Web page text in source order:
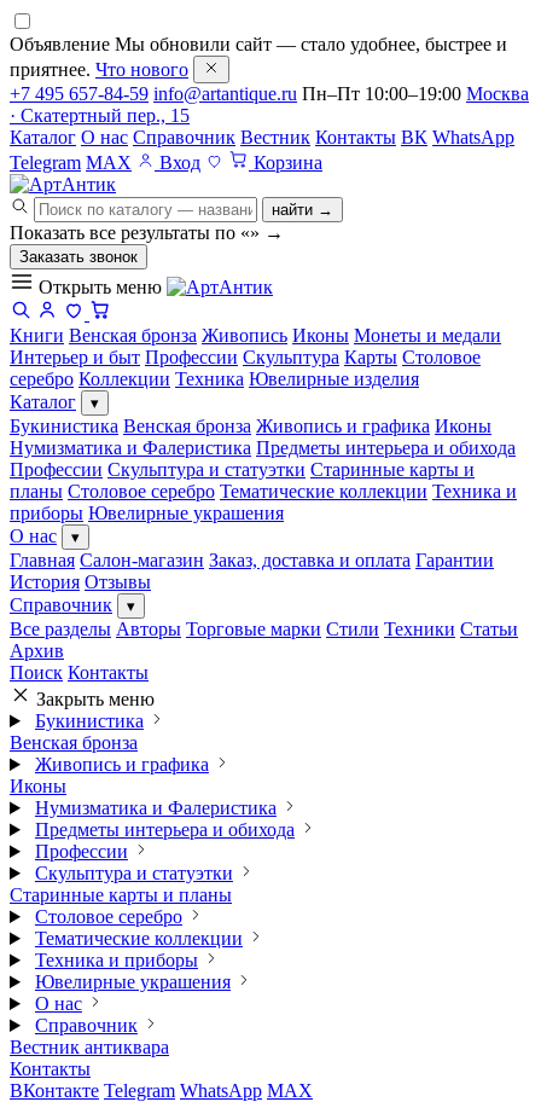
Объявление Мы обновили сайт — стало удобнее, быстрее и
приятнее. Что нового
+7 495 657-84-59 info@artantique.ru Пн–Пт 10:00–19:00 Москва
· Скатертный пер., 15
Каталог О нас Справочник Вестник Контакты ВК WhatsApp
Telegram MAX Вход Корзина
найти →
Показать все результаты по «» →
Заказать звонок
Открыть меню
Книги Венская бронза Живопись Иконы Монеты и медали
Интерьер и быт Профессии Скульптура Карты Столовое
серебро Коллекции Техника Ювелирные изделия
Каталог
▾
Букинистика Венская бронза Живопись и графика Иконы
Нумизматика и Фалеристика Предметы интерьера и обихода
Профессии Скульптура и статуэтки Старинные карты и
планы Столовое серебро Тематические коллекции Техника и
приборы Ювелирные украшения
О нас
▾
Главная Салон-магазин Заказ, доставка и оплата Гарантии
История Отзывы
Справочник
▾
Все разделы Авторы Торговые марки Стили Техники Статьи
Архив
Поиск Контакты
Закрыть меню
Букинистика
Венская бронза
Живопись и графика
Иконы
Нумизматика и Фалеристика
Предметы интерьера и обихода
Профессии
Скульптура и статуэтки
Старинные карты и планы
Столовое серебро
Тематические коллекции
Техника и приборы
Ювелирные украшения
О нас
Справочник
Вестник антиквара
Контакты
ВКонтакте Telegram WhatsApp MAX